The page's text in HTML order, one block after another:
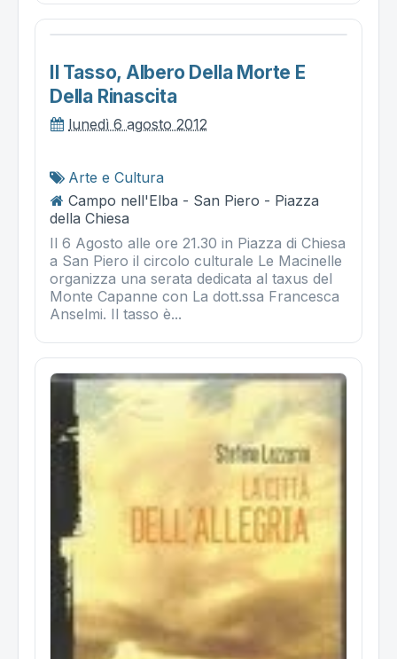
Il Tasso, Albero Della Morte E
Della Rinascita
lunedì 6 agosto 2012
Arte e Cultura
Campo nell'Elba - San Piero - Piazza
della Chiesa
Il 6 Agosto alle ore 21.30 in Piazza di Chiesa
a San Piero il circolo culturale Le Macinelle
organizza una serata dedicata al taxus del
Monte Capanne con La dott.ssa Francesca
Anselmi. Il tasso è...